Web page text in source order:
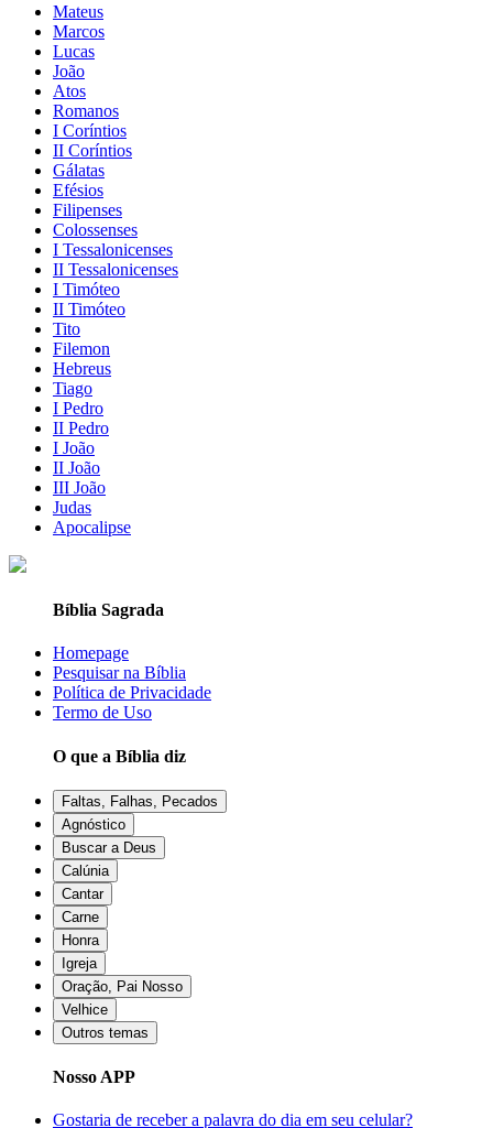
Mateus
Marcos
Lucas
João
Atos
Romanos
I Coríntios
II Coríntios
Gálatas
Efésios
Filipenses
Colossenses
I Tessalonicenses
II Tessalonicenses
I Timóteo
II Timóteo
Tito
Filemon
Hebreus
Tiago
I Pedro
II Pedro
I João
II João
III João
Judas
Apocalipse
Bíblia Sagrada
Homepage
Pesquisar na Bíblia
Política de Privacidade
Termo de Uso
O que a Bíblia diz
Faltas, Falhas, Pecados
Agnóstico
Buscar a Deus
Calúnia
Cantar
Carne
Honra
Igreja
Oração, Pai Nosso
Velhice
Outros temas
Nosso APP
Gostaria de receber a palavra do dia em seu celular?